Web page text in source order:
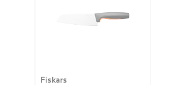
Fiskars